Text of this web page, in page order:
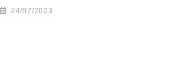
24/07/2023